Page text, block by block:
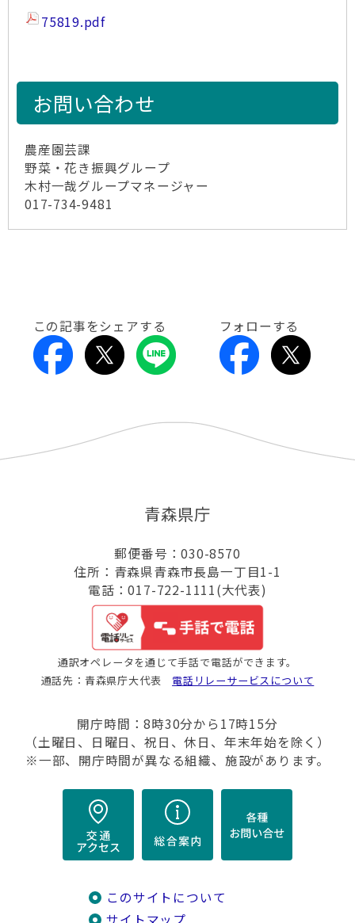
75819.pdf
お問い合わせ
農産園芸課
野菜・花き振興グループ
木村一哉グループマネージャー
017-734-9481
この記事をシェアする フォローする
青森県庁
郵便番号：030-8570
住所：青森県青森市長島一丁目1-1
電話：017-722-1111(大代表)
通訳オペレータを通じて手話で電話ができます。
通話先：青森県庁大代表 電話リレーサービスについて
開庁時間：8時30分から17時15分
（土曜日、日曜日、祝日、休日、年末年始を除く）
※一部、開庁時間が異なる組織、施設があります。
このサイトについて